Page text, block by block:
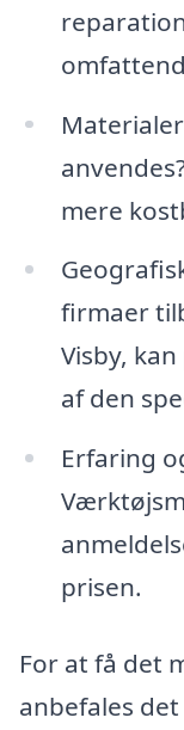
mere
firmaer
Visby,
af den
Erfaring
prisen.
For at få det
anbefales